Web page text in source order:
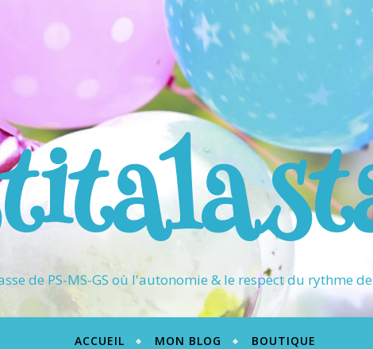
de PS-MS-GS où l'autonomie & le respect du rythme
ACCUEIL MON BLOG BOUTIQUE